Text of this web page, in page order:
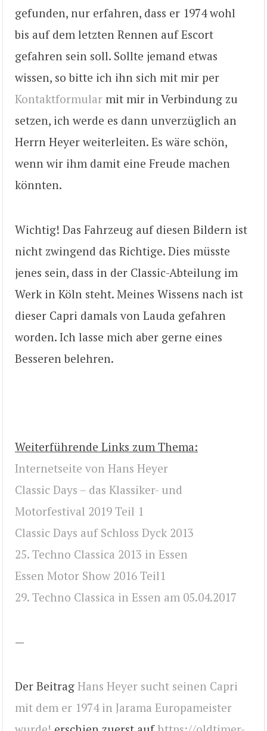
gefunden, nur erfahren, dass er 1974 wohl
bis auf dem letzten Rennen auf Escort
gefahren sein soll. Sollte jemand etwas
wissen, so bitte ich ihn sich mit mir per
Kontaktformular mit mir in Verbindung zu
setzen, ich werde es dann unverzüglich an
Herrn Heyer weiterleiten. Es wäre schön,
wenn wir ihm damit eine Freude machen
könnten.
Wichtig! Das Fahrzeug auf diesen Bildern ist
nicht zwingend das Richtige. Dies müsste
jenes sein, dass in der Classic-Abteilung im
Werk in Köln steht. Meines Wissens nach ist
dieser Capri damals von Lauda gefahren
worden. Ich lasse mich aber gerne eines
Besseren belehren.
Weiterführende Links zum Thema:
Internetseite von Hans Heyer
Classic Days – das Klassiker- und
Motorfestival 2019 Teil 1
Classic Days auf Schloss Dyck 2013
25. Techno Classica 2013 in Essen
Essen Motor Show 2016 Teil1
29. Techno Classica in Essen am 05.04.2017
—
Der Beitrag Hans Heyer sucht seinen Capri
mit dem er 1974 in Jarama Europameister